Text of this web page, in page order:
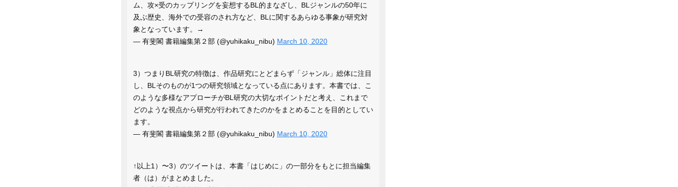
ム、攻×受のカップリングを妄想するBL的まなざし、BLジャンルの50年に
及ぶ歴史、海外での受容のされ方など、BLに関するあらゆる事象が研究対
象となっています。→
— 有斐閣 書籍編集第２部 (@yuhikaku_nibu) March 10, 2020
3）つまりBL研究の特徴は、作品研究にとどまらず「ジャンル」総体に注目
し、BLそのものが1つの研究領域となっている点にあります。本書では、こ
のような多様なアプローチがBL研究の大切なポイントだと考え、これまで
どのような視点から研究が行われてきたのかをまとめることを目的としてい
ます。
— 有斐閣 書籍編集第２部 (@yuhikaku_nibu) March 10, 2020
↑以上1）〜3）のツイートは、本書「はじめに」の一部分をもとに担当編集
者（は）がまとめました。